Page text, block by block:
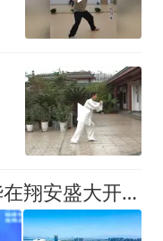
2026海峡两岸太极嘉年华在翔安盛大开幕！